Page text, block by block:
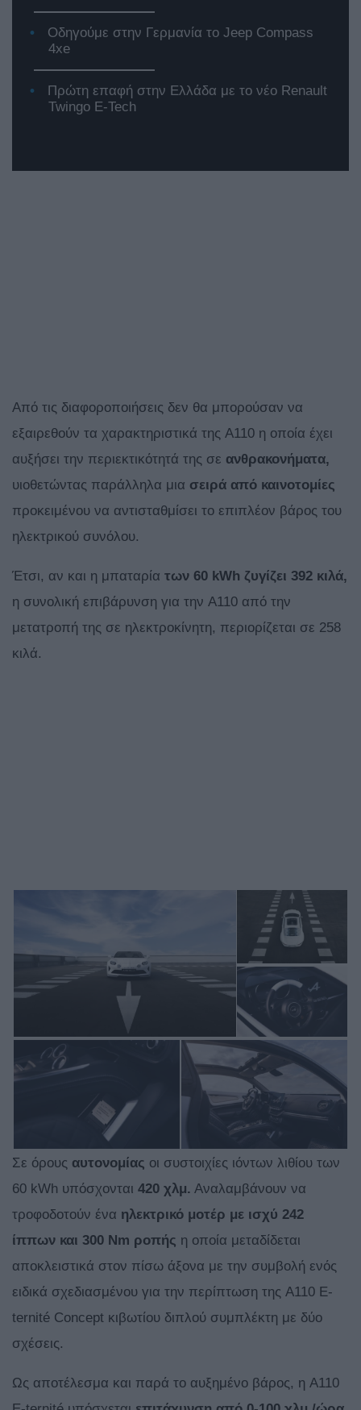
Οδηγούμε στην Γερμανία το Jeep Compass
4xe
Πρώτη επαφή στην Ελλάδα με το νέο Renault
Twingo E-Tech
Από τις διαφοροποιήσεις δεν θα μπορούσαν να
εξαιρεθούν τα χαρακτηριστικά της A110 η οποία έχει
αυξήσει την περιεκτικότητά της σε ανθρακονήματα,
υιοθετώντας παράλληλα μια σειρά από καινοτομίες
προκειμένου να αντισταθμίσει το επιπλέον βάρος του
ηλεκτρικού συνόλου.
Έτσι, αν και η μπαταρία των 60 kWh ζυγίζει 392 κιλά,
η συνολική επιβάρυνση για την A110 από την
μετατροπή της σε ηλεκτροκίνητη, περιορίζεται σε 258
κιλά.
Σε όρους αυτονομίας οι συστοιχίες ιόντων λιθίου των
60 kWh υπόσχονται 420 χλμ. Αναλαμβάνουν να
τροφοδοτούν ένα ηλεκτρικό μοτέρ με ισχύ 242
ίππων και 300 Nm ροπής η οποία μεταδίδεται
αποκλειστικά στον πίσω άξονα με την συμβολή ενός
ειδικά σχεδιασμένου για την περίπτωση της A110 E-
ternité Concept κιβωτίου διπλού συμπλέκτη με δύο
σχέσεις.
Ως αποτέλεσμα και παρά το αυξημένο βάρος, η A110